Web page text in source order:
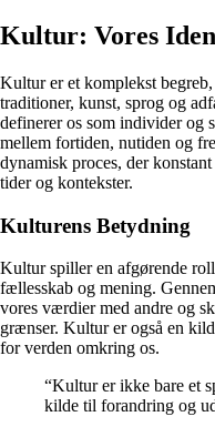
Kultur: Vores
Kultur er et komplekst
traditioner, kunst, sprog og
definerer os som individer og
mellem fortiden, nutiden og
dynamisk proces, der
tider og kontekster.
Kulturens Betydning
Kultur spiller en afgørende
fællesskab og mening.
vores værdier med andre og
grænser. Kultur er også en
for verden omkring os.
“Kultur er ikke bare et
kilde til forandring og